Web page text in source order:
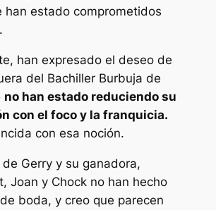
han estado comprometidos
han expresado el deseo de
del Bachiller Burbuja de
no han estado reduciendo su
con el foco y la franquicia.
con esa noción.
Gerry y su ganadora,
Joan y Chock no han hecho
boda, y creo que parecen